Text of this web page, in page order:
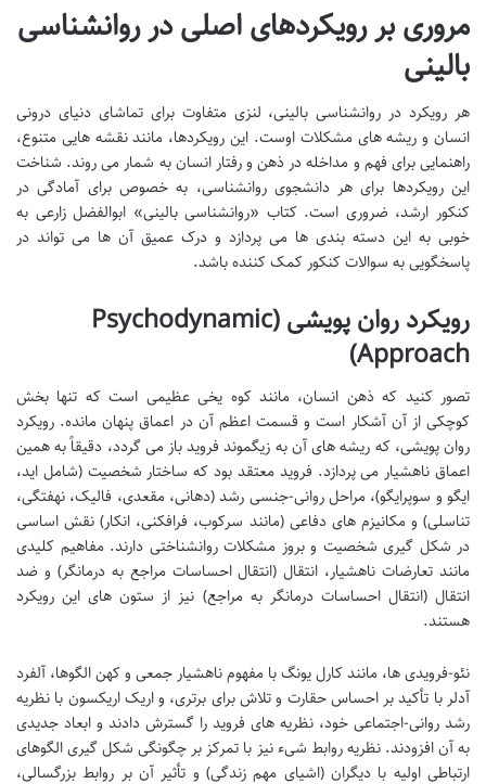
مروری بر رویکردهای اصلی در روانشناسی
بالینی
هر رویکرد در روانشناسی بالینی، لنزی متفاوت برای تماشای دنیای درونی
انسان و ریشه های مشکلات اوست. این رویکردها، مانند نقشه هایی متنوع،
راهنمایی برای فهم و مداخله در ذهن و رفتار انسان به شمار می روند. شناخت
این رویکردها برای هر دانشجوی روانشناسی، به خصوص برای آمادگی در
کنکور ارشد، ضروری است. کتاب «روانشناسی بالینی» ابوالفضل زارعی به
خوبی به این دسته بندی ها می پردازد و درک عمیق آن ها می تواند در
پاسخگویی به سوالات کنکور کمک کننده باشد.
رویکرد روان پویشی (Psychodynamic
Approach)
تصور کنید که ذهن انسان، مانند کوه یخی عظیمی است که تنها بخش
کوچکی از آن آشکار است و قسمت اعظم آن در اعماق پنهان مانده. رویکرد
روان پویشی، که ریشه های آن به زیگموند فروید باز می گردد، دقیقاً به همین
اعماق ناهشیار می پردازد. فروید معتقد بود که ساختار شخصیت (شامل اید،
ایگو و سوپرایگو)، مراحل روانی-جنسی رشد (دهانی، مقعدی، فالیک، نهفتگی،
تناسلی) و مکانیزم های دفاعی (مانند سرکوب، فرافکنی، انکار) نقش اساسی
در شکل گیری شخصیت و بروز مشکلات روانشناختی دارند. مفاهیم کلیدی
مانند تعارضات ناهشیار، انتقال (انتقال احساسات مراجع به درمانگر) و ضد
انتقال (انتقال احساسات درمانگر به مراجع) نیز از ستون های این رویکرد
هستند.
نئو-فرویدی ها، مانند کارل یونگ با مفهوم ناهشیار جمعی و کهن الگوها، آلفرد
آدلر با تأکید بر احساس حقارت و تلاش برای برتری، و اریک اریکسون با نظریه
رشد روانی-اجتماعی خود، نظریه های فروید را گسترش دادند و ابعاد جدیدی
به آن افزودند. نظریه روابط شیء نیز با تمرکز بر چگونگی شکل گیری الگوهای
ارتباطی اولیه با دیگران (اشیای مهم زندگی) و تأثیر آن بر روابط بزرگسالی،